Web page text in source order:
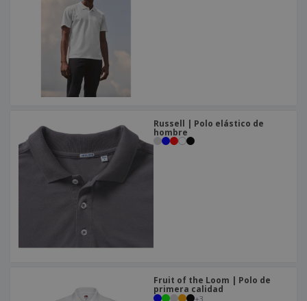
Russell | Polo elástico de
hombre
Fruit of the Loom | Polo de
primera calidad
+3